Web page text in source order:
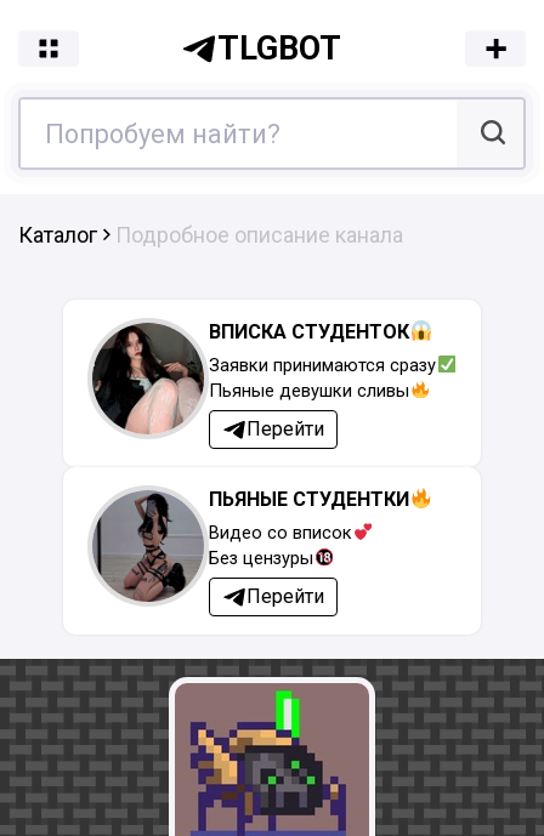
TLGBOT
Каталог Подробное описание канала
ВПИСКА СТУДЕНТОК
Заявки принимаются сразу
Пьяные девушки сливы
Перейти
ПЬЯНЫЕ СТУДЕНТКИ
Видео со вписок
Без цензуры
Перейти